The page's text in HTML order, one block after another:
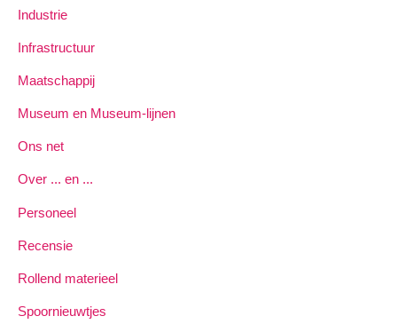
Industrie
Infrastructuur
Maatschappij
Museum en Museum-lijnen
Ons net
Over ... en ...
Personeel
Recensie
Rollend materieel
Spoornieuwtjes